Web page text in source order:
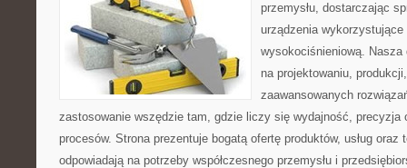
przemysłu, dostarczając
urządzenia wykorzystujące
wysokociśnieniową. Nasza
na projektowaniu,
zaawansowanych
zastosowanie wszędzie tam, gdzie liczy się wydajność, precyzja
procesów. Strona prezentuje bogatą ofertę produktów, usług oraz
odpowiadają na potrzeby współczesnego przemysłu i